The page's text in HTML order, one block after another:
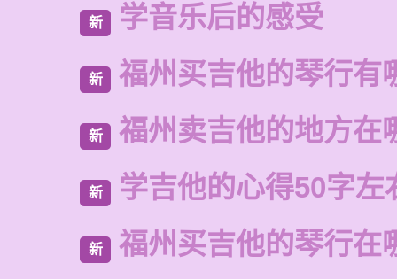
新 学音乐后的感受
新 福州买吉他的琴行有
新 福州卖吉他的地方在
新 学吉他的心得50字左
新 福州买吉他的琴行在